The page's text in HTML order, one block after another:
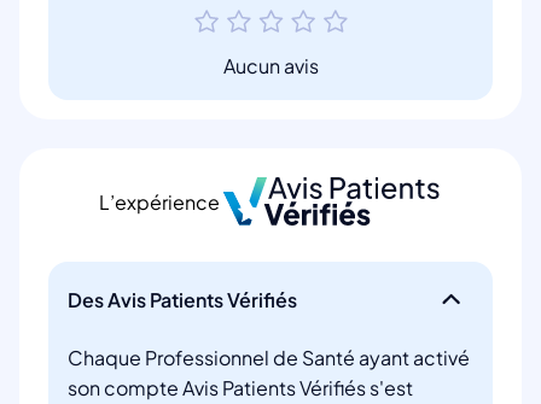
Aucun avis
L’expérience
Des Avis Patients Vérifiés
Chaque Professionnel de Santé ayant activé
son compte Avis Patients Vérifiés s'est